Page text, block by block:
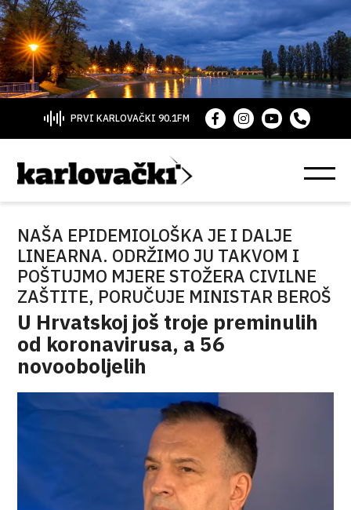
PRVI KARLOVAČKI 90.1FM
NAŠA EPIDEMIOLOŠKA JE I DALJE
LINEARNA. ODRŽIMO JU TAKVOM I
POŠTUJMO MJERE STOŽERA CIVILNE
ZAŠTITE, PORUČUJE MINISTAR BEROŠ
U Hrvatskoj još troje preminulih
od koronavirusa, a 56
novooboljelih